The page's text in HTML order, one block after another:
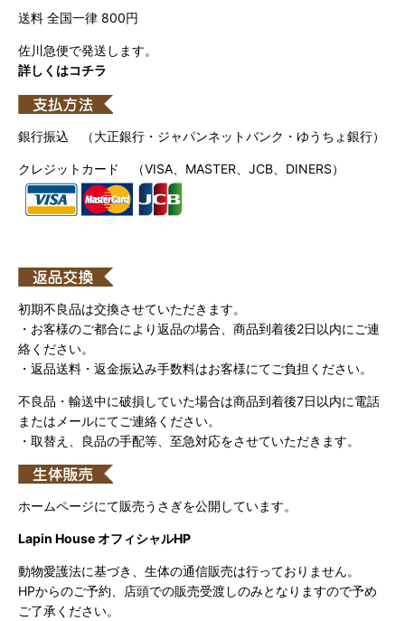
送料 全国一律 800円
佐川急便で発送します。
詳しくはコチラ
銀行振込 （大正銀行・ジャパンネットバンク・ゆうちょ銀行）
クレジットカード （VISA、MASTER、JCB、DINERS）
初期不良品は交換させていただきます。
・お客様のご都合により返品の場合、商品到着後2日以内にご連
絡ください。
・返品送料・返金振込み手数料はお客様にてご負担ください。
不良品・輸送中に破損していた場合は商品到着後7日以内に電話
またはメールにてご連絡ください。
・取替え、良品の手配等、至急対応をさせていただきます。
ホームページにて販売うさぎを公開しています。
Lapin House オフィシャルHP
動物愛護法に基づき、生体の通信販売は行っておりません。
HPからのご予約、店頭での販売受渡しのみとなりますので予め
ご了承ください。